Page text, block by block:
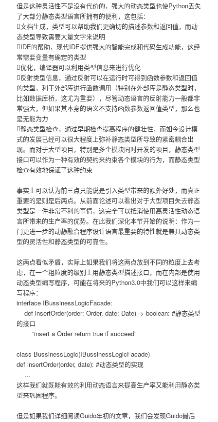
但是这种灵活性不是没有代价的，强大的动态类型也使Python丢失
了大部分静态类型语言所拥有的便利，这包括：
文档生成，类型可以帮助我们更确切的描述参数和返回值，而动
态类型导致需要大量文字来说明
IDE的帮助，现代IDE提供强大的智能完成和代码生成功能，这经
常需要变量有确定的类型
优化，编译器可以利用类型信息来进行优化
反射类型信息，通过反射可以在运行时可得到函数参数和返回值
的类型，利于外部库进行函数调用（特别在外部库是静态类型时，
比如数据库桥，这尤为重要），尽管动态语言的反射能力一般都非
常强大，但如果其本身的语义不支持函数参数返回值类型，那么也
是无能为力
静态类型检查，通过早期检查提高程序的健壮性，而如今设计模
式的发展已经可以很大程度上弥补静态类型所导致的紧密耦合出
现。而对于大型项目，特别是多个模块同时开发的项目，静态类型
接口可以作为一种有效的契约来约束各个模块的行为，而静态类型
检查有效地保证了这种约束
事实上可以认为前三点只能说是引入类型带来的额外好处，而真正
重要的是则是后两点。从前面论述可以看出对于大型项目失去静态
类型是一件非常不利的事情，这完全可以抵消使用高灵活性动态语
言所带来的生产率的优势。在此我们深化本节开始的说明：作为一
门更进一步的动静融合程序设计语言最重要的特性就是兼具动态类
型的灵活性和静态类型的可靠性。
这两点看似矛盾，实际上如果我们将这两点放到不同的粒度上去考
虑，在一个粗粒度的级别上用静态类型描述接口，而在内部是使用
动态类型编写程序，可能在将来的Python3.0中我们可以这样来编
写程序：
interface IBussinessLogicFacade:
def insertOrder(order: Order, date: Date) -> boolean: #静态类型
的接口
“insert a Order return true if succeed”
class BussinessLogic(IBussinessLogicFacade)
def insertOrder(order, date): #动态类型的实现
…
这样我们就既能有效的利用动态语言来提高生产率又能利用静态类
型来巩固程序。
但是如果我们详细阅读Guido年初的文章，我们会发现Guido最后